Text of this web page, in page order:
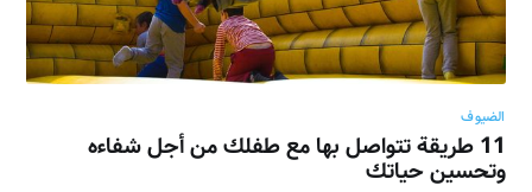
الضيوف
11 طريقة تتواصل بها مع طفلك من أجل شفاءه
وتحسين حياتك